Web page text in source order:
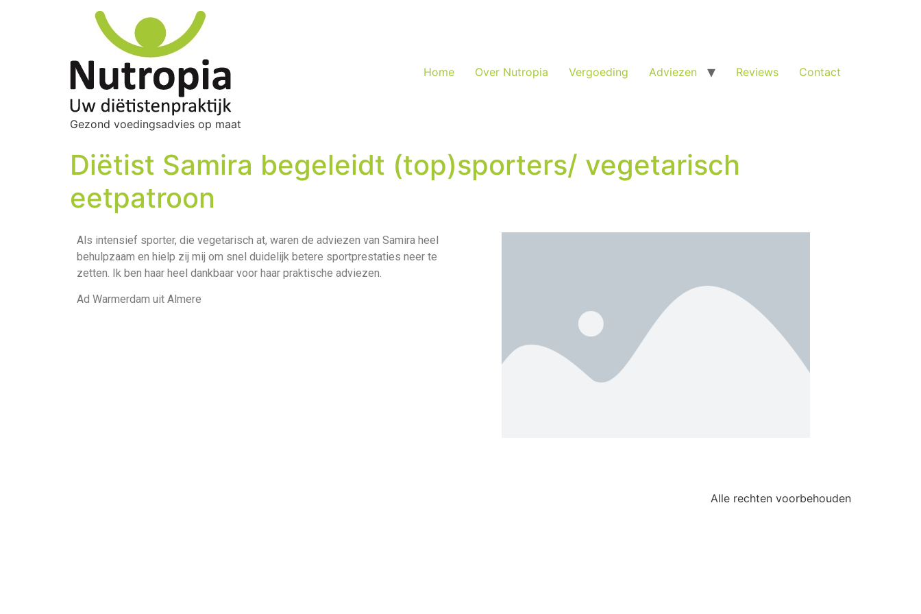
Gezond voedingsadvies op maat
Home Over Nutropia Vergoeding Adviezen Reviews Contact
Diëtist Samira begeleidt (top)sporters/ vegetarisch
eetpatroon
Als intensief sporter, die vegetarisch at, waren de adviezen van Samira heel
behulpzaam en hielp zij mij om snel duidelijk betere sportprestaties neer te
zetten. Ik ben haar heel dankbaar voor haar praktische adviezen.
Ad Warmerdam uit Almere
Alle rechten voorbehouden